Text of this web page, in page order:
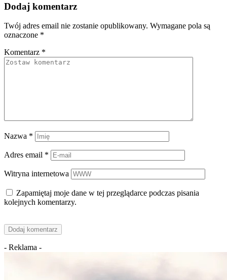
Dodaj komentarz
Twój adres email nie zostanie opublikowany. Wymagane pola są
oznaczone *
Komentarz *
Nazwa *
Adres email *
Witryna internetowa
Zapamiętaj moje dane w tej przeglądarce podczas pisania
kolejnych komentarzy.
- Reklama -